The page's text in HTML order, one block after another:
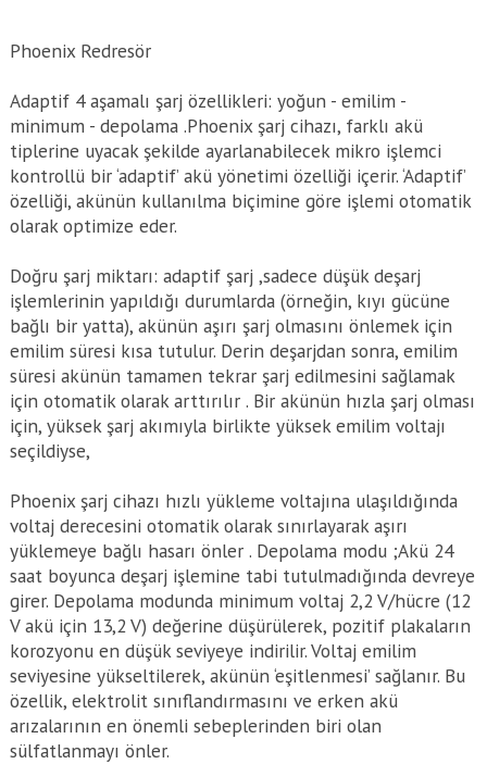
Phoenix Redresör
Adaptif 4 aşamalı şarj özellikleri: yoğun - emilim -
minimum - depolama .Phoenix şarj cihazı, farklı akü
tiplerine uyacak şekilde ayarlanabilecek mikro işlemci
kontrollü bir ‘adaptif’ akü yönetimi özelliği içerir. ‘Adaptif’
özelliği, akünün kullanılma biçimine göre işlemi otomatik
olarak optimize eder.
Doğru şarj miktarı: adaptif şarj ,sadece düşük deşarj
işlemlerinin yapıldığı durumlarda (örneğin, kıyı gücüne
bağlı bir yatta), akünün aşırı şarj olmasını önlemek için
emilim süresi kısa tutulur. Derin deşarjdan sonra, emilim
süresi akünün tamamen tekrar şarj edilmesini sağlamak
için otomatik olarak arttırılır . Bir akünün hızla şarj olması
için, yüksek şarj akımıyla birlikte yüksek emilim voltajı
seçildiyse,
Phoenix şarj cihazı hızlı yükleme voltajına ulaşıldığında
voltaj derecesini otomatik olarak sınırlayarak aşırı
yüklemeye bağlı hasarı önler . Depolama modu ;Akü 24
saat boyunca deşarj işlemine tabi tutulmadığında devreye
girer. Depolama modunda minimum voltaj 2,2 V/hücre (12
V akü için 13,2 V) değerine düşürülerek, pozitif plakaların
korozyonu en düşük seviyeye indirilir. Voltaj emilim
seviyesine yükseltilerek, akünün ‘eşitlenmesi’ sağlanır. Bu
özellik, elektrolit sınıflandırmasını ve erken akü
arızalarının en önemli sebeplerinden biri olan
sülfatlanmayı önler.